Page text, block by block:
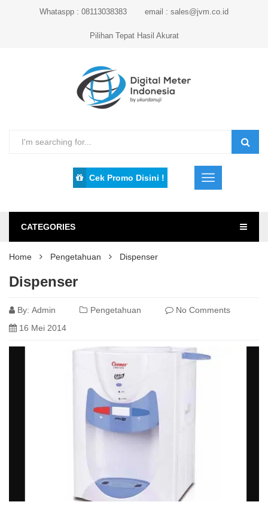
Whataspp : 08113038383 email : sales@jvm.co.id
Pilihan Tepat Hasil Akurat
Cek Promo Disini !
CATEGORIES
Home Pengetahuan Dispenser
Dispenser
By: Admin Pengetahuan
No Comments
16 Mei 2014